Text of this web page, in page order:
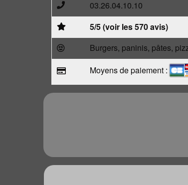
03.26.04.10.10
5/5 (voir les 570 avis)
Burgers, paninis, pâtes,
Moyens de paiement :